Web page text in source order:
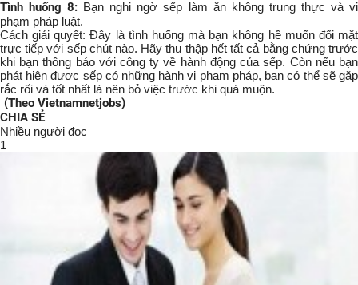
Tình huống 8: Bạn nghi ngờ sếp làm ăn không trung thực và vi
phạm pháp luật.
Cách giải quyết: Đây là tình huống mà bạn không hề muốn đối mặt
trực tiếp với sếp chút nào. Hãy thu thập hết tất cả bằng chứng trước
khi bạn thông báo với công ty về hành động của sếp. Còn nếu bạn
phát hiện được sếp có những hành vi phạm pháp, bạn có thể sẽ gặp
rắc rối và tốt nhất là nên bỏ việc trước khi quá muộn.
(Theo Vietnamnetjobs)
CHIA SẺ
Nhiều người đọc
1